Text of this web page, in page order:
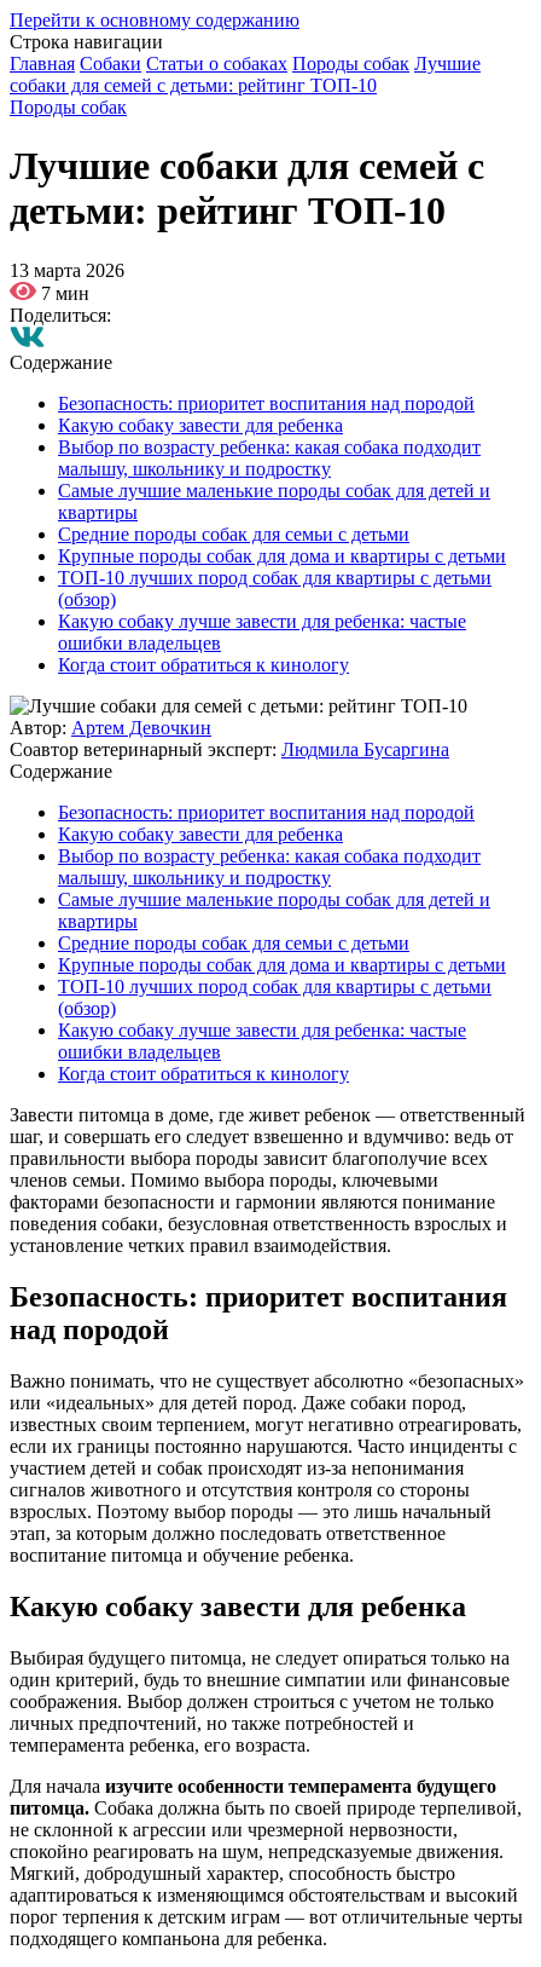
Перейти к основному содержанию
Строка навигации
Главная Собаки Статьи о собаках Породы собак Лучшие
собаки для семей с детьми: рейтинг ТОП-10
Породы собак
Лучшие собаки для семей с
детьми: рейтинг ТОП-10
13 марта 2026
7 мин
Поделиться:
Содержание
Безопасность: приоритет воспитания над породой
Какую собаку завести для ребенка
Выбор по возрасту ребенка: какая собака подходит
малышу, школьнику и подростку
Самые лучшие маленькие породы собак для детей и
квартиры
Средние породы собак для семьи с детьми
Крупные породы собак для дома и квартиры с детьми
ТОП-10 лучших пород собак для квартиры с детьми
(обзор)
Какую собаку лучше завести для ребенка: частые
ошибки владельцев
Когда стоит обратиться к кинологу
Автор: Артем Девочкин
Соавтор ветеринарный эксперт: Людмила Бусаргина
Содержание
Безопасность: приоритет воспитания над породой
Какую собаку завести для ребенка
Выбор по возрасту ребенка: какая собака подходит
малышу, школьнику и подростку
Самые лучшие маленькие породы собак для детей и
квартиры
Средние породы собак для семьи с детьми
Крупные породы собак для дома и квартиры с детьми
ТОП-10 лучших пород собак для квартиры с детьми
(обзор)
Какую собаку лучше завести для ребенка: частые
ошибки владельцев
Когда стоит обратиться к кинологу
Завести питомца в доме, где живет ребенок — ответственный
шаг, и совершать его следует взвешенно и вдумчиво: ведь от
правильности выбора породы зависит благополучие всех
членов семьи. Помимо выбора породы, ключевыми
факторами безопасности и гармонии являются понимание
поведения собаки, безусловная ответственность взрослых и
установление четких правил взаимодействия.
Безопасность: приоритет воспитания
над породой
Важно понимать, что не существует абсолютно «безопасных»
или «идеальных» для детей пород. Даже собаки пород,
известных своим терпением, могут негативно отреагировать,
если их границы постоянно нарушаются. Часто инциденты с
участием детей и собак происходят из-за непонимания
сигналов животного и отсутствия контроля со стороны
взрослых. Поэтому выбор породы — это лишь начальный
этап, за которым должно последовать ответственное
воспитание питомца и обучение ребенка.
Какую собаку завести для ребенка
Выбирая будущего питомца, не следует опираться только на
один критерий, будь то внешние симпатии или финансовые
соображения. Выбор должен строиться с учетом не только
личных предпочтений, но также потребностей и
темперамента ребенка, его возраста.
Для начала изучите особенности темперамента будущего
питомца. Собака должна быть по своей природе терпеливой,
не склонной к агрессии или чрезмерной нервозности,
спокойно реагировать на шум, непредсказуемые движения.
Мягкий, добродушный характер, способность быстро
адаптироваться к изменяющимся обстоятельствам и высокий
порог терпения к детским играм — вот отличительные черты
подходящего компаньона для ребенка.